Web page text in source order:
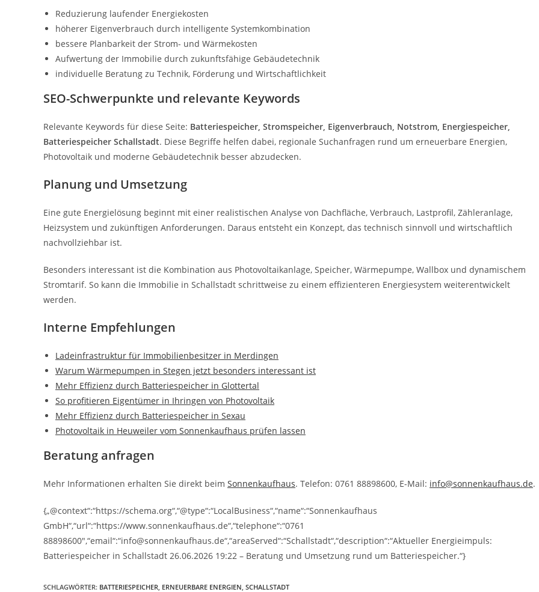
Reduzierung laufender Energiekosten
höherer Eigenverbrauch durch intelligente Systemkombination
bessere Planbarkeit der Strom- und Wärmekosten
Aufwertung der Immobilie durch zukunftsfähige Gebäudetechnik
individuelle Beratung zu Technik, Förderung und Wirtschaftlichkeit
SEO-Schwerpunkte und relevante Keywords
Relevante Keywords für diese Seite: Batteriespeicher, Stromspeicher, Eigenverbrauch, Notstrom, Energiespeicher,
Batteriespeicher Schallstadt. Diese Begriffe helfen dabei, regionale Suchanfragen rund um erneuerbare Energien,
Photovoltaik und moderne Gebäudetechnik besser abzudecken.
Planung und Umsetzung
Eine gute Energielösung beginnt mit einer realistischen Analyse von Dachfläche, Verbrauch, Lastprofil, Zähleranlage,
Heizsystem und zukünftigen Anforderungen. Daraus entsteht ein Konzept, das technisch sinnvoll und wirtschaftlich
nachvollziehbar ist.
Besonders interessant ist die Kombination aus Photovoltaikanlage, Speicher, Wärmepumpe, Wallbox und dynamischem
Stromtarif. So kann die Immobilie in Schallstadt schrittweise zu einem effizienteren Energiesystem weiterentwickelt
werden.
Interne Empfehlungen
Ladeinfrastruktur für Immobilienbesitzer in Merdingen
Warum Wärmepumpen in Stegen jetzt besonders interessant ist
Mehr Effizienz durch Batteriespeicher in Glottertal
So profitieren Eigentümer in Ihringen von Photovoltaik
Mehr Effizienz durch Batteriespeicher in Sexau
Photovoltaik in Heuweiler vom Sonnenkaufhaus prüfen lassen
Beratung anfragen
Mehr Informationen erhalten Sie direkt beim Sonnenkaufhaus. Telefon: 0761 88898600, E-Mail: info@sonnenkaufhaus.de.
{„@context“:“https://schema.org“,“@type“:“LocalBusiness“,“name“:“Sonnenkaufhaus
GmbH“,“url“:“https://www.sonnenkaufhaus.de“,“telephone“:“0761
88898600″,“email“:“info@sonnenkaufhaus.de“,“areaServed“:“Schallstadt“,“description“:“Aktueller Energieimpuls:
Batteriespeicher in Schallstadt 26.06.2026 19:22 – Beratung und Umsetzung rund um Batteriespeicher.“}
SCHLAGWÖRTER: BATTERIESPEICHER, ERNEUERBARE ENERGIEN, SCHALLSTADT